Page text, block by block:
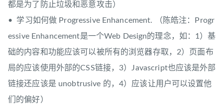
都是为了防止垃圾和恶意攻击）
• 学习如何做 Progressive Enhancement. （陈皓注：Progr
essive Enhancement是一个Web Design的理念，如：1）基
础的内容和功能应该可以被所有的浏览器存取，2）页面布
局的应该使用外部的CSS链接，3）Javascript也应该是外部
链接还应该是 unobtrusive 的，4）应该让用户可以设置他
们的偏好）